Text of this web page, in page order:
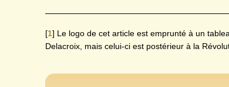
[1] Le logo de cet article est emprunté à un
Delacroix, mais celui-ci est postérieur à la